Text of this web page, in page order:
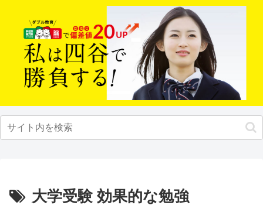
大学受験 効果的な勉強